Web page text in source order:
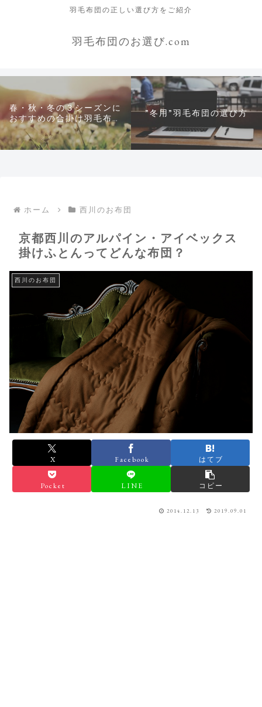
羽毛布団の正しい選び方をご紹介
羽毛布団のお選び.com
春・秋・冬の３シーズンに
おすすめの合掛け羽毛布団
について
”冬用”羽毛布団の選び方
ホーム 西川のお布団
京都西川のアルパイン・アイベックス
掛けふとんってどんな布団？
西川のお布団
X Facebook はてブ
Pocket LINE コピー
2014.12.13 2019.09.01